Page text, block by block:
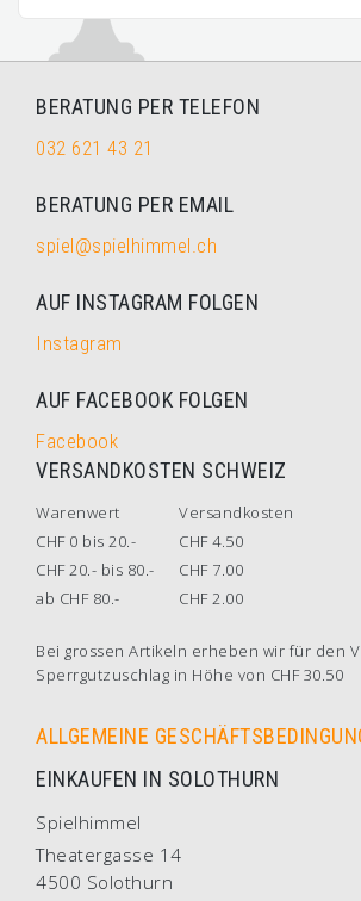
BERATUNG PER TELEFON
032 621 43 21
BERATUNG PER EMAIL
spiel@spielhimmel.ch
AUF INSTAGRAM FOLGEN
Instagram
AUF FACEBOOK FOLGEN
Facebook
VERSANDKOSTEN SCHWEIZ
Warenwert
Versandkosten
CHF 0 bis 20.-
CHF 4.50
CHF 20.- bis 80.-
CHF 7.00
ab CHF 80.-
CHF 2.00
Bei grossen Artikeln erheben wir für den
Sperrgutzuschlag in Höhe von CHF 30.50
ALLGEMEINE
EINKAUFEN IN SOLOTHURN
Spielhimmel
Theatergasse 14
4500 Solothurn